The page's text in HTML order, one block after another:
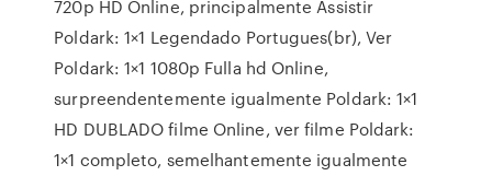
720p HD Online, principalmente Assistir
Poldark: 1×1 Legendado Portugues(br), Ver
Poldark: 1×1 1080p Fulla hd Online,
surpreendentemente igualmente Poldark: 1×1
HD DUBLADO filme Online, ver filme Poldark:
1×1 completo, semelhantemente igualmente